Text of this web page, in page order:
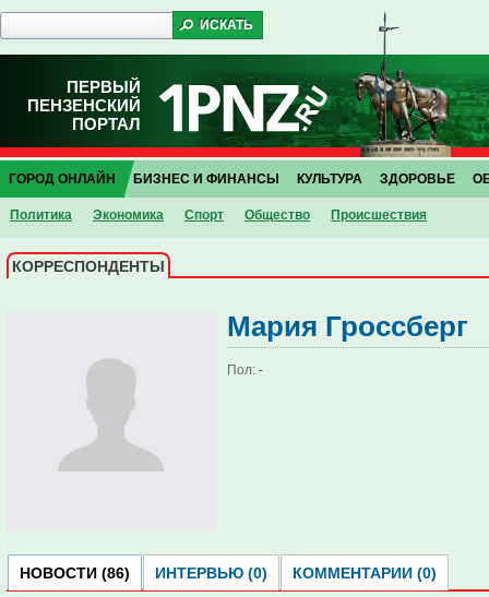
ПЕРВЫЙ
ПЕНЗЕНСКИЙ
ПОРТАЛ
ГОРОД ОНЛАЙН
Политика Экономика Спорт Общество Проиcшествия
БИЗНЕС И ФИНАНСЫ КУЛЬТУРА ЗДОРОВЬЕ
КОРРЕСПОНДЕНТЫ
Мария Гроссберг
Пол: -
НОВОСТИ (86) ИНТЕРВЬЮ (0) КОММЕНТАРИИ (0)